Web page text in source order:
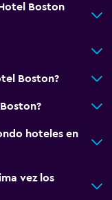
Boston
Boston?
hoteles en
vez los